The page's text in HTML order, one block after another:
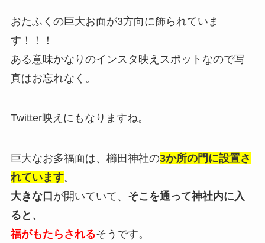
おたふくの巨大お面が3方向に飾られていま
す！！！
ある意味かなりのインスタ映えスポットなので写
真はお忘れなく 。
Twitter映えにもなりますね。
巨大なお多福面は、櫛田神社の3か所の門に設置さ
れています。
大きな口 が開いていて、 そこを通って神社内に入
ると、
福がもたらされるそうです。